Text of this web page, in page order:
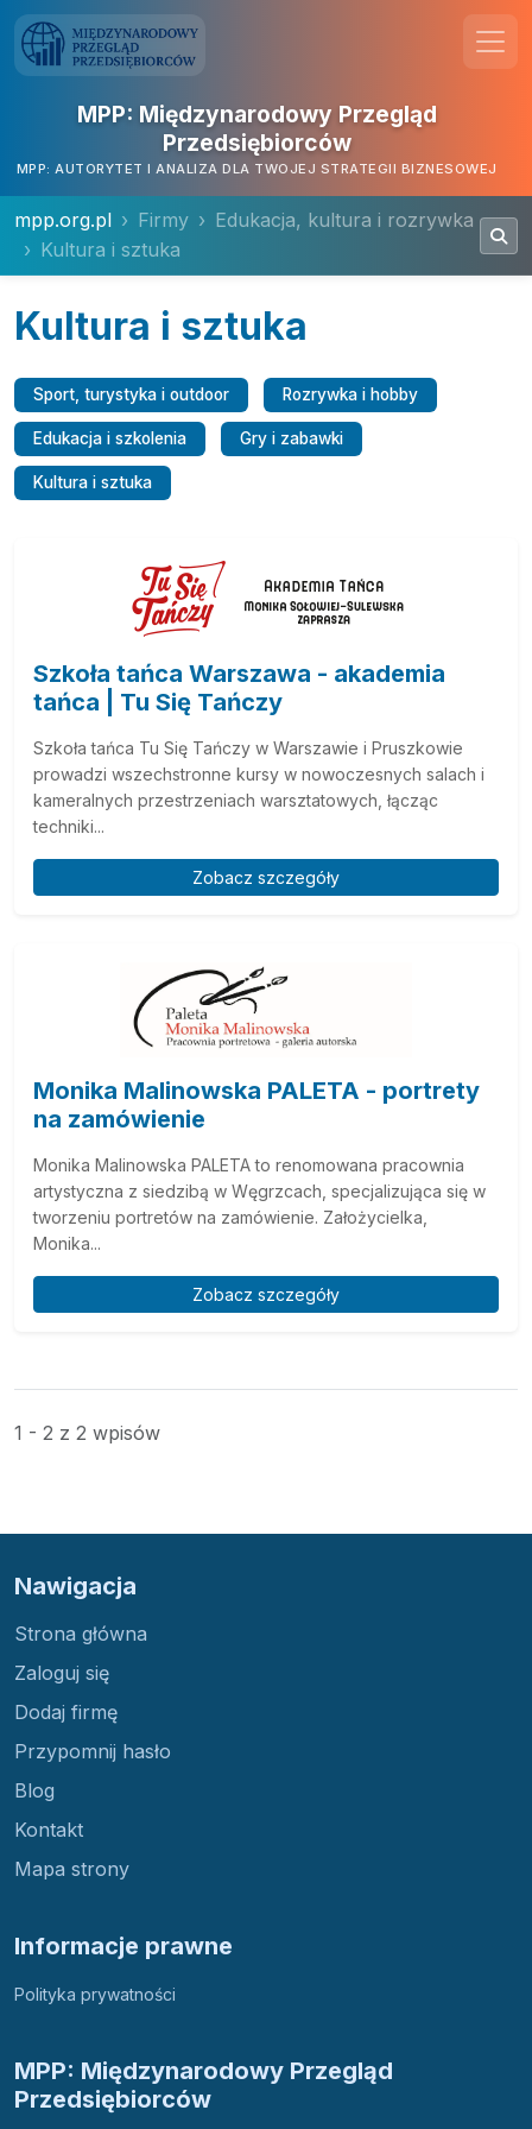
MPP: Międzynarodowy Przegląd
Przedsiębiorców
MPP: AUTORYTET I ANALIZA DLA TWOJEJ STRATEGII BIZNESOWEJ
mpp.org.pl Firmy
Edukacja, kultura i rozrywka
Kultura i sztuka
Kultura i sztuka
Sport, turystyka i outdoor Rozrywka i hobby
Edukacja i szkolenia Gry i zabawki
Kultura i sztuka
Szkoła tańca Warszawa - akademia
tańca | Tu Się Tańczy
Szkoła tańca Tu Się Tańczy w Warszawie i Pruszkowie
prowadzi wszechstronne kursy w nowoczesnych salach i
kameralnych przestrzeniach warsztatowych, łącząc
techniki...
Zobacz szczegóły
Monika Malinowska PALETA - portrety
na zamówienie
Monika Malinowska PALETA to renomowana pracownia
artystyczna z siedzibą w Węgrzcach, specjalizująca się w
tworzeniu portretów na zamówienie. Założycielka,
Monika...
Zobacz szczegóły
1 - 2 z 2 wpisów
Nawigacja
Strona główna
Zaloguj się
Dodaj firmę
Przypomnij hasło
Blog
Kontakt
Mapa strony
Informacje prawne
Polityka prywatności
MPP: Międzynarodowy Przegląd
Przedsiębiorców